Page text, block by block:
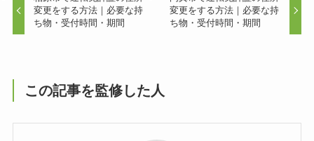
変更をする方法｜必要な持
ち物・受付時間・期間
変更をする方法｜必要な持
ち物・受付時間・期間
この記事を監修した人